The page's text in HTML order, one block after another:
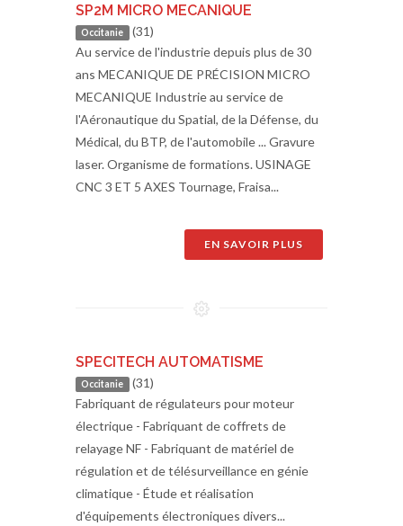
SP2M MICRO MECANIQUE
Occitanie (31)
Au service de l'industrie depuis plus de 30
ans MECANIQUE DE PRÉCISION MICRO
MECANIQUE Industrie au service de
l'Aéronautique du Spatial, de la Défense, du
Médical, du BTP, de l'automobile ... Gravure
laser. Organisme de formations. USINAGE
CNC 3 ET 5 AXES Tournage, Fraisa...
EN SAVOIR PLUS
SPECITECH AUTOMATISME
Occitanie (31)
Fabriquant de régulateurs pour moteur
électrique - Fabriquant de coffrets de
relayage NF - Fabriquant de matériel de
régulation et de télésurveillance en génie
climatique - Étude et réalisation
d'équipements électroniques divers...